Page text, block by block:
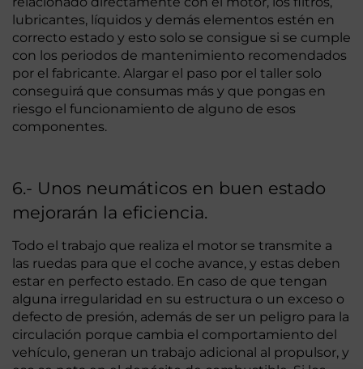
lubricantes, líquidos y demás elementos estén en
correcto estado y esto solo se consigue si se cumple
con los periodos de mantenimiento recomendados
por el fabricante. Alargar el paso por el taller solo
conseguirá que consumas más y que pongas en
riesgo el funcionamiento de alguno de esos
componentes.
6.- Unos neumáticos en buen estado
mejorarán la eficiencia.
Todo el trabajo que realiza el motor se transmite a
las ruedas para que el coche avance, y estas deben
estar en perfecto estado. En caso de que tengan
alguna irregularidad en su estructura o un exceso o
defecto de presión, además de ser un peligro para la
circulación porque cambia el comportamiento del
vehículo, generan un trabajo adicional al propulsor, y